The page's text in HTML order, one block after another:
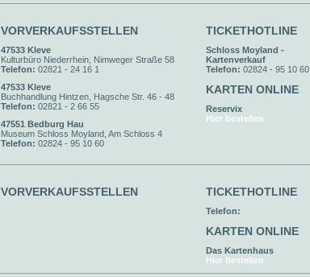
VORVERKAUFSSTELLEN
47533 Kleve
Kulturbüro Niederrhein, Nimweger Straße 58
Telefon: 02821 - 24 16 1
47533 Kleve
Buchhandlung Hintzen, Hagsche Str. 46 - 48
Telefon: 02821 - 2 66 55
47551 Bedburg Hau
Museum Schloss Moyland, Am Schloss 4
Telefon: 02824 - 95 10 60
TICKETHOTLINE
Schloss Moyland -
Kartenverkauf
Telefon: 02824 - 95 10 60
KARTEN ONLINE
Reservix
Hier bestellen
VORVERKAUFSSTELLEN TICKETHOTLINE
Telefon:
KARTEN ONLINE
Das Kartenhaus
Hier bestellen